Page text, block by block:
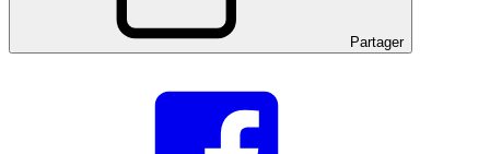
Partager